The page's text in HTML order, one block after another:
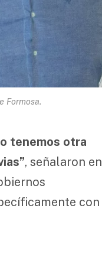
Formosa.
tenemos otra
, señalaron en
con